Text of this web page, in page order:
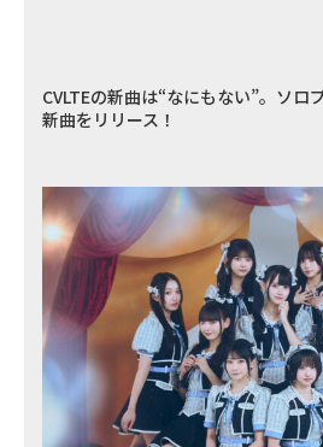
CVLTEの新曲は“なにもない”。ソロ
新曲をリリース！